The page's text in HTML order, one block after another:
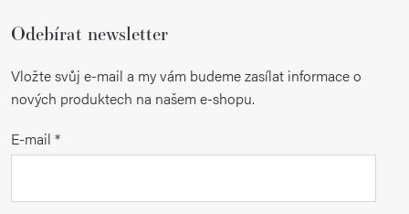
Odebírat newsletter
Vložte svůj e-mail a my vám budeme zasílat informace o
nových produktech na našem e-shopu.
E-mail